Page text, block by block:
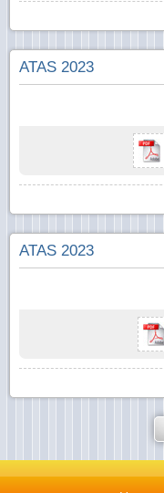
ATAS 2023
ATAS 2023